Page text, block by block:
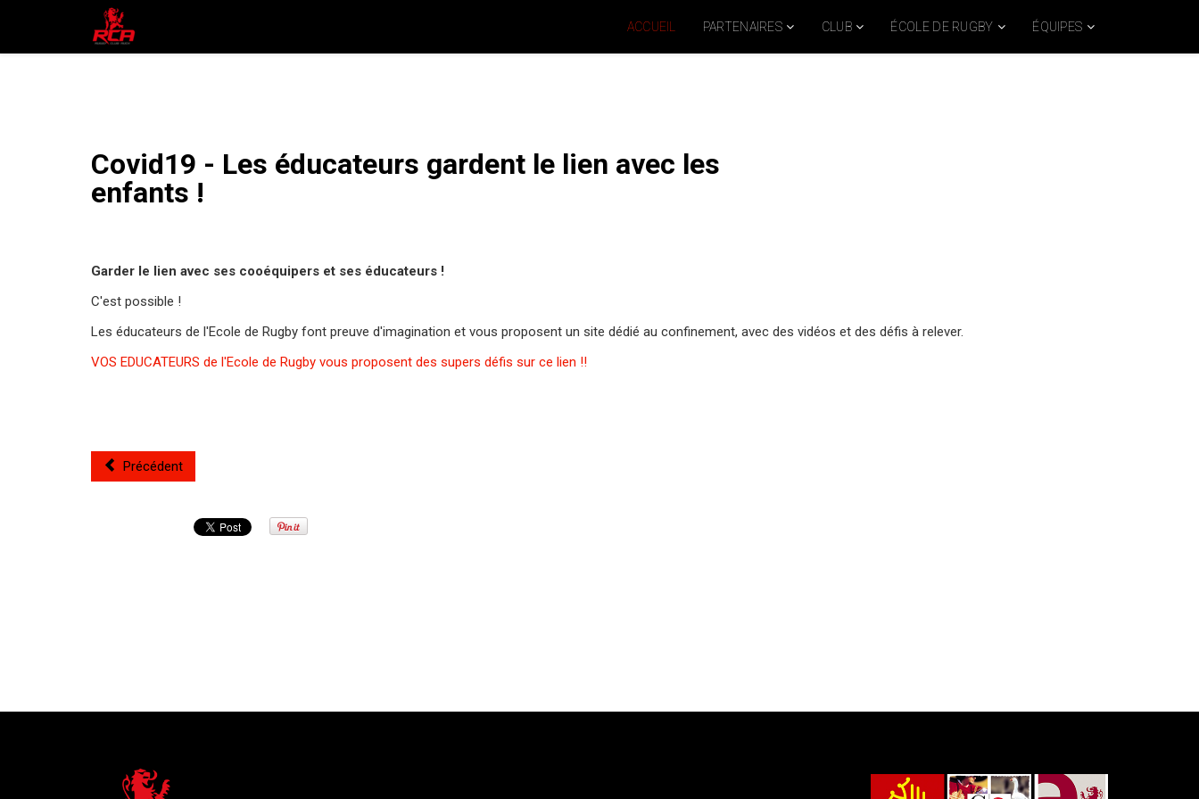
ACCUEIL PARTENAIRES CLUB ÉCOLE DE RUGBY ÉQUIPES
Covid19 - Les éducateurs gardent le lien avec les
enfants !
Garder le lien avec ses cooéquipers et ses éducateurs !
C'est possible !
Les éducateurs de l'Ecole de Rugby font preuve d'imagination et vous proposent un site dédié au confinement, avec des vidéos et des défis à relever.
VOS EDUCATEURS de l'Ecole de Rugby vous proposent des supers défis sur ce lien !!
Précédent